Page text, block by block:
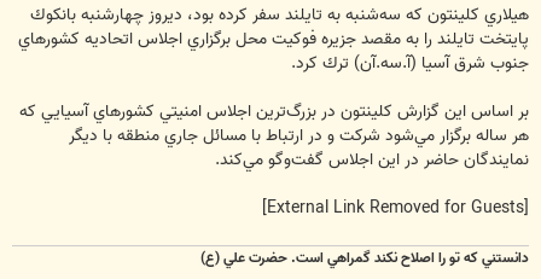
هيلاري كلينتون كه سه‌شنبه به تايلند سفر كرده بود، ديروز چهارشنبه بانكوك
پايتخت تايلند را به مقصد جزيره فوكيت محل برگزاري اجلاس اتحاديه كشورهاي
جنوب شرق آسيا (آ.سه.آن) ترك كرد.
بر اساس اين گزارش كلينتون در بزرگ‌ترين اجلاس امنيتي كشورهاي آسيايي كه
هر ساله برگزار مي‌شود شركت و در ارتباط با مسائل جاري منطقه با ديگر
نمايندگان حاضر در اين اجلاس گفت‌وگو مي‌كند.
[External Link Removed for Guests]
دانستني که تو را اصلاح نکند گمراهي است. حضرت علي (ع)